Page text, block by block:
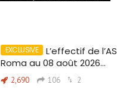
L’effectif de l’AS
Roma au 08 août 2026…
2,690 106 2